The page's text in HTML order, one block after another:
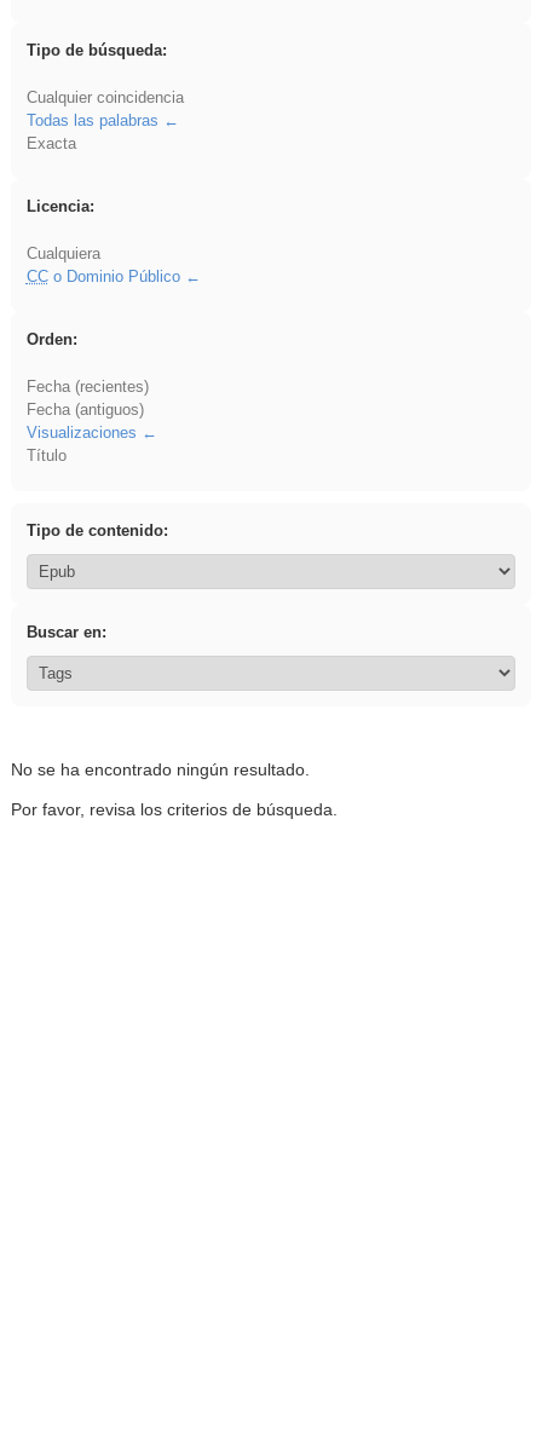
Tipo de búsqueda:
Cualquier coincidencia
Todas las palabras
Exacta
Licencia:
Cualquiera
CCo Dominio Público
Orden:
Fecha (recientes)
Fecha (antiguos)
Visualizaciones
Título
Tipo de contenido:
Buscar en:
No se ha encontrado ningún resultado.
Por favor, revisa los criterios de búsqueda.